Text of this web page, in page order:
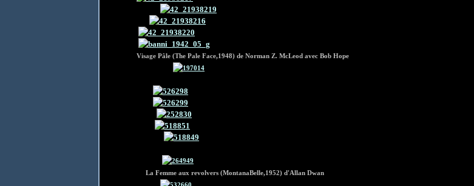
Visage Pâle (The Pale Face,1948) de Norman Z. McLeod avec Bob Hope
La Femme aux revolvers (MontanaBelle,1952) d'Allan Dwan